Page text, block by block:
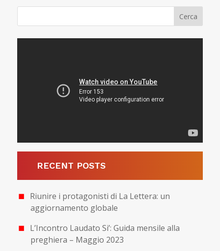
RECENT POSTS
Riunire i protagonisti di La Lettera: un
aggiornamento globale
L’Incontro Laudato Si’: Guida mensile alla
preghiera – Maggio 2023